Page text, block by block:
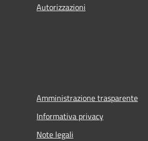
Autorizzazioni
Amministrazione trasparente
Informativa privacy
Note legali